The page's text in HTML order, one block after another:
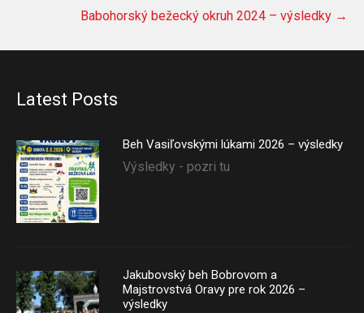
Babohorský bežecký okruh 2024 – výsledky →
Latest Posts
Beh Vasiľovskými lúkami 2026 – výsledky
Výsledky - pozri tu
Jakubovský beh Bobrovom a
Majstrovstvá Oravy pre rok 2026 –
výsledky